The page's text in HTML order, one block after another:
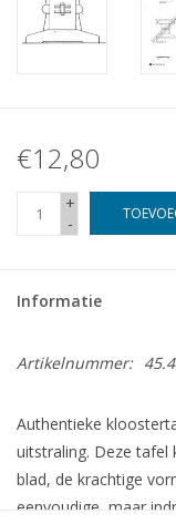
€12,80
+
-
Informatie
Artikelnummer:
Authentieke
uitstraling. Deze tafel
blad, de krachtige
eenvoudige, maar